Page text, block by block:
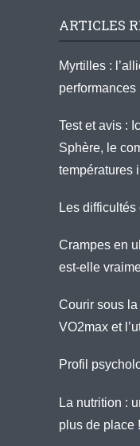
ARTICLES
Myrtilles :
performances
Test et avis :
Sphère, le
températures
Les
Crampes en
est-elle
Courir sous
VO2max et
Profil
La nutrition :
plus de place !